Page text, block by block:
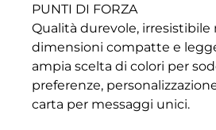
PUNTI DI FORZA
Qualità durevole, irresistibile
dimensioni compatte e
ampia scelta di colori per
preferenze,
carta per messaggi unici.